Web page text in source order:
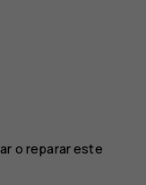
o reparar este